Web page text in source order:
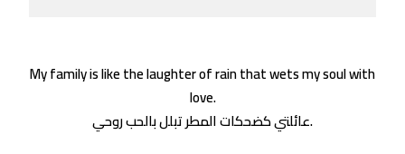
My family is like the laughter of rain that wets my soul with
love.
عائلتي كضحكات المطر تبلل بالحب روحي.